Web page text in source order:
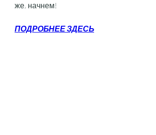
же, начнем!
ПОДРОБНЕЕ ЗДЕСЬ